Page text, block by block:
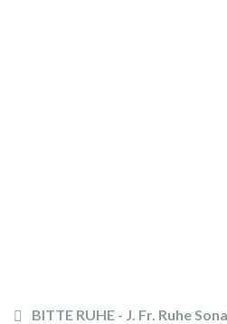
BITTE RUHE - J. Fr. Ruhe